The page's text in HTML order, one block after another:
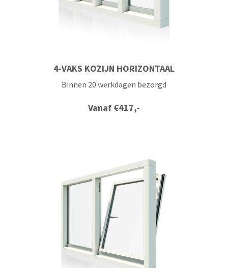
4-VAKS KOZIJN HORIZONTAAL
Vanaf €417,-
Binnen 20 werkdagen bezorgd